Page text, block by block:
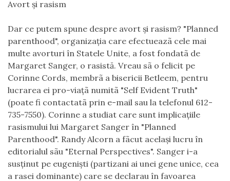
Avort şi rasism
Dar ce putem spune despre avort şi rasism? "Planned
parenthood", organizaţia care efectueazã cele mai
multe avorturi în Statele Unite, a fost fondatã de
Margaret Sanger, o rasistă. Vreau sã o felicit pe
Corinne Cords, membrã a bisericii Betleem, pentru
lucrarea ei pro-viaţã numitã "Self Evident Truth"
(poate fi contactatã prin e-mail sau la telefonul 612-
735-7550). Corinne a studiat care sunt implicaţiile
rasismului lui Margaret Sanger în "Planned
Parenthood". Randy Alcorn a fãcut acelaşi lucru în
editorialul sãu "Eternal Perspectives". Sanger i-a
susţinut pe eugenişti (partizani ai unei gene unice, cea
a rasei dominante) care se declarau în favoarea